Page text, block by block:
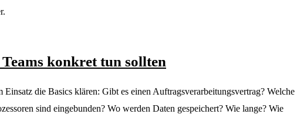
Teams konkret tun sollten
Einsatz die Basics klären: Gibt es einen Auftragsverarbeitungsvertrag? Welche
sind eingebunden? Wo werden Daten gespeichert? Wie lange? Wie